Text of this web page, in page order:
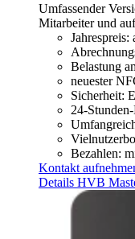
Umfassender
Mitarbeiter und
Jahrespreis:
Belastung
neuester
Sicherheit:
24-
Bezahlen:
Kontakt
Details HVB